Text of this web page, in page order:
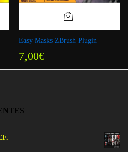
Easy Masks ZBrush Plugin
7,00€